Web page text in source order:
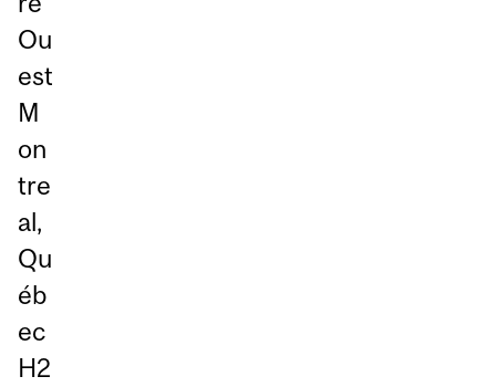
Ou
est
M
on
tre
al,
Qu
éb
ec
H2